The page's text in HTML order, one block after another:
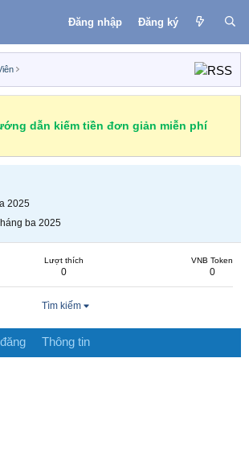
Đăng nhập Đăng ký
dẫn kiếm tiền đơn giản miễn phí
2025
ba 2025
Lượt thích
0
VNB Token
0
Tìm kiếm
Thông tin